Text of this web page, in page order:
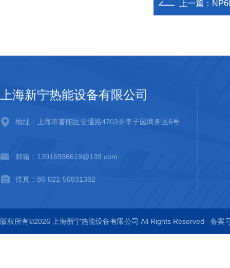
上一篇：
上海新宁热能设备有限公司
地址：上海市普陀区交通路4703弄李子园商务区6号
邮箱：13916936619@139.com
传真：86-021-56831382
版权所有©2026 上海新宁热能设备有限公司 All Rights Reserved 备案